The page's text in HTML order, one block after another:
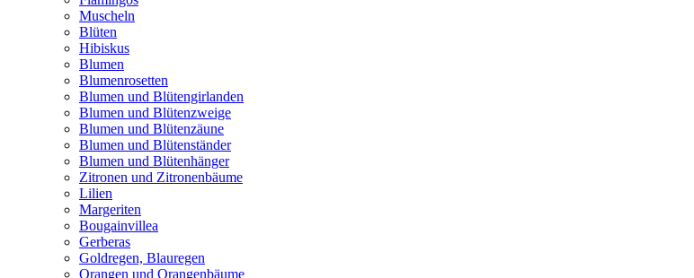
Muscheln
Blüten
Hibiskus
Blumen
Blumenrosetten
Blumen und Blütengirlanden
Blumen und Blütenzweige
Blumen und Blütenzäune
Blumen und Blütenständer
Blumen und Blütenhänger
Zitronen und Zitronenbäume
Lilien
Margeriten
Bougainvillea
Gerberas
Goldregen, Blauregen
Orangen und Orangenbäume